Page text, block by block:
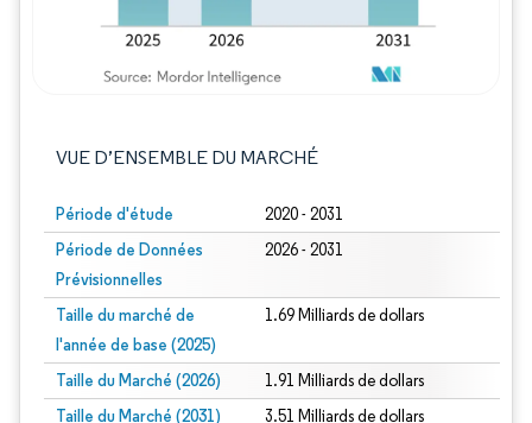
VUE D’ENSEMBLE DU MARCHÉ
Période d'étude 2020 - 2031
Période de Données
Prévisionnelles
2026 - 2031
Taille du marché de
l'année de base (2025)
1.69 Milliards de dollars
Taille du Marché (2026) 1.91 Milliards de dollars
Taille du Marché (2031) 3.51 Milliards de dollars